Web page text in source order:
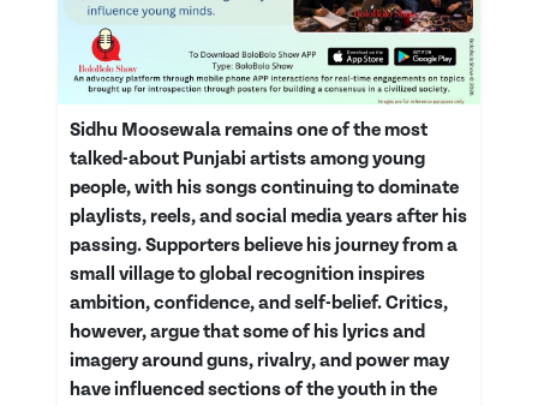
Sidhu Moosewala remains one of the most
talked-about Punjabi artists among young
people, with his songs continuing to dominate
playlists, reels, and social media years after his
passing. Supporters believe his journey from a
small village to global recognition inspires
ambition, confidence, and self-belief. Critics,
however, argue that some of his lyrics and
imagery around guns, rivalry, and power may
have influenced sections of the youth in the